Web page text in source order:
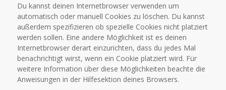
Du kannst deinen Internetbrowser verwenden um
automatisch oder manuell Cookies zu löschen. Du kannst
außerdem spezifizieren ob spezielle Cookies nicht platziert
werden sollen. Eine andere Möglichkeit ist es deinen
Internetbrowser derart einzurichten, dass du jedes Mal
benachrichtigt wirst, wenn ein Cookie platziert wird. Für
weitere Information über diese Möglichkeiten beachte die
Anweisungen in der Hilfesektion deines Browsers.